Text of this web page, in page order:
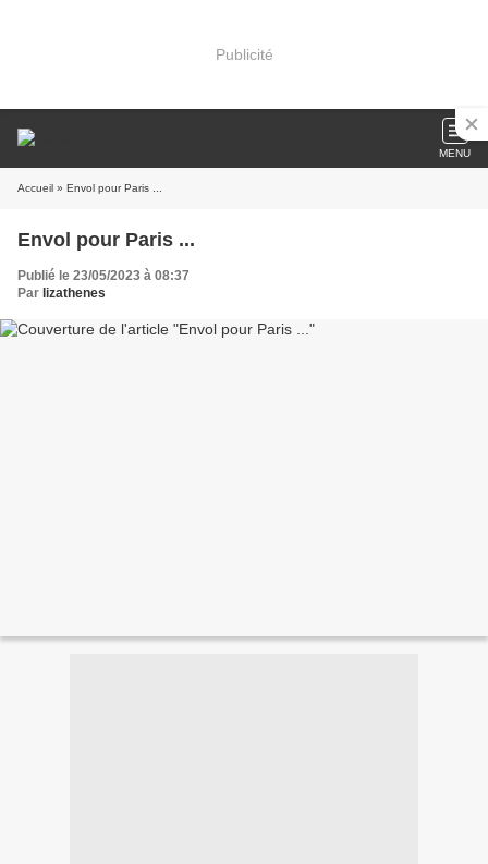
Publicité
MENU
Accueil » Envol pour Paris ...
Envol pour Paris ...
Publié le 23/05/2023 à 08:37
Par lizathenes